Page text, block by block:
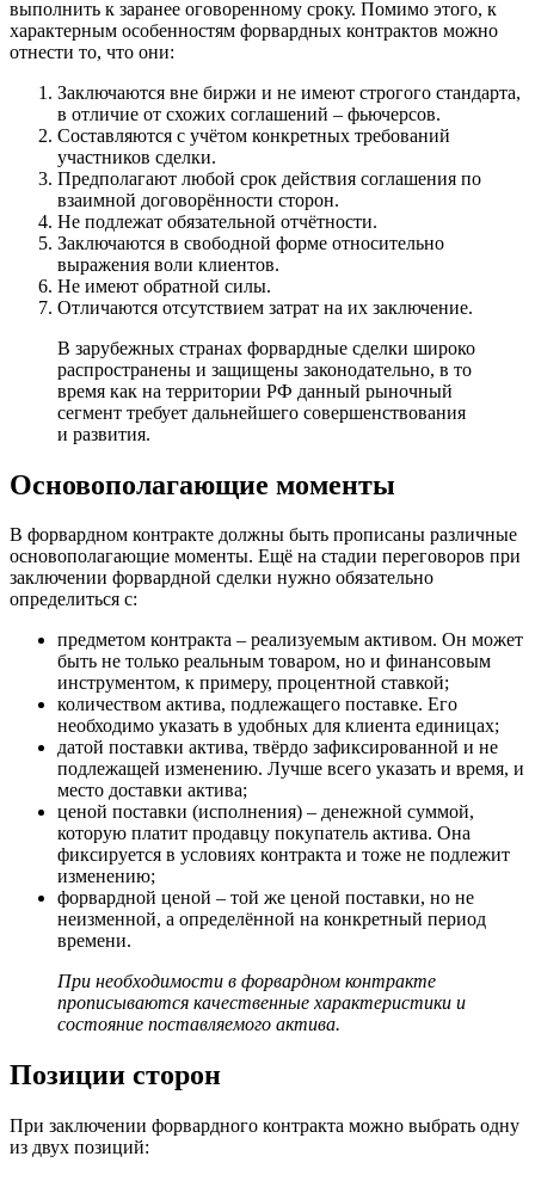
выполнить к заранее оговоренному сроку. Помимо этого, к
характерным особенностям форвардных контрактов можно
отнести то, что они:
Заключаются вне биржи и не имеют строгого стандарта,
в отличие от схожих соглашений – фьючерсов.
Составляются с учётом конкретных требований
участников сделки.
Предполагают любой срок действия соглашения по
взаимной договорённости сторон.
Не подлежат обязательной отчётности.
Заключаются в свободной форме относительно
выражения воли клиентов.
Не имеют обратной силы.
Отличаются отсутствием затрат на их заключение.
В зарубежных странах форвардные сделки широко
распространены и защищены законодательно, в то
время как на территории РФ данный рыночный
сегмент требует дальнейшего совершенствования
и развития.
Основополагающие моменты
В форвардном контракте должны быть прописаны различные
основополагающие моменты. Ещё на стадии переговоров при
заключении форвардной сделки нужно обязательно
определиться с:
предметом контракта – реализуемым активом. Он может
быть не только реальным товаром, но и финансовым
инструментом, к примеру, процентной ставкой;
количеством актива, подлежащего поставке. Его
необходимо указать в удобных для клиента единицах;
датой поставки актива, твёрдо зафиксированной и не
подлежащей изменению. Лучше всего указать и время, и
место доставки актива;
ценой поставки (исполнения) – денежной суммой,
которую платит продавцу покупатель актива. Она
фиксируется в условиях контракта и тоже не подлежит
изменению;
форвардной ценой – той же ценой поставки, но не
неизменной, а определённой на конкретный период
времени.
При необходимости в форвардном контракте
прописываются качественные характеристики и
состояние поставляемого актива.
Позиции сторон
При заключении форвардного контракта можно выбрать одну
из двух позиций: